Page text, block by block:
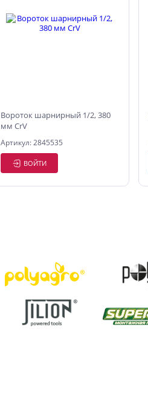
Вороток шарнирный 1/2, 380
мм CrV
Артикул: 2845535
ВОЙТИ